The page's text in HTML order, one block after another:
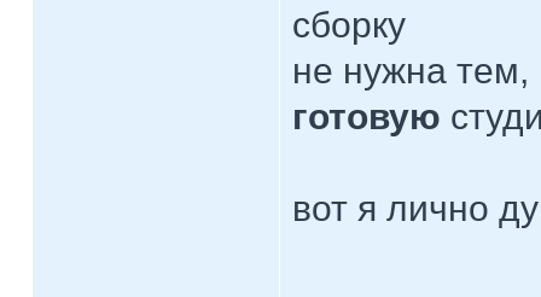
сборку
не нужна тем,
готовую
вот я лично